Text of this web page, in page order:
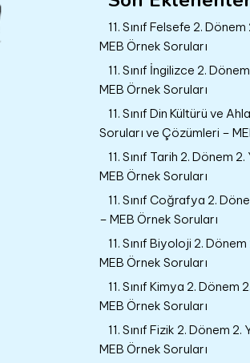
11. Sınıf Felsefe 2.
MEB Örnek Soruları
11. Sınıf İngilizce 2.
MEB Örnek Soruları
11. Sınıf Din Kültürü ve
Soruları ve Çözümleri –
11. Sınıf Tarih 2. Dönem
MEB Örnek Soruları
11. Sınıf Coğrafya 2.
– MEB Örnek Soruları
11. Sınıf Biyoloji 2.
MEB Örnek Soruları
11. Sınıf Kimya 2. Dönem
MEB Örnek Soruları
11. Sınıf Fizik 2. Dönem
MEB Örnek Soruları